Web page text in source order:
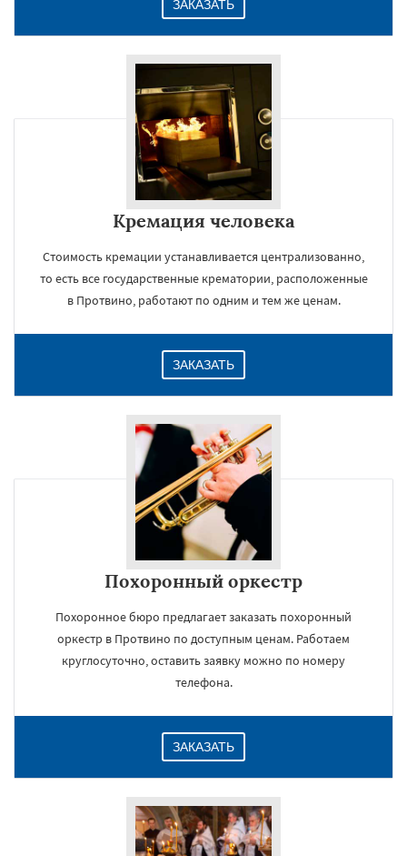
ЗАКАЗАТЬ
Кремация человека
Стоимость кремации устанавливается централизованно,
то есть все государственные крематории, расположенные
в Протвино, работают по одним и тем же ценам.
ЗАКАЗАТЬ
Похоронный оркестр
Похоронное бюро предлагает заказать похоронный
оркестр в Протвино по доступным ценам. Работаем
круглосуточно, оставить заявку можно по номеру
телефона.
ЗАКАЗАТЬ